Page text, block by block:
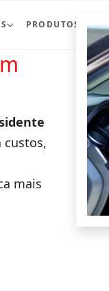
PRODUTOS
custos,
mais